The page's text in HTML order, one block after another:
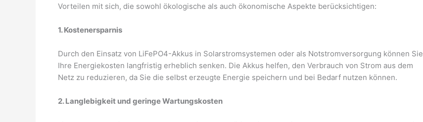
Vorteilen mit sich, die sowohl ökologische als auch ökonomische Aspekte berücksichtigen:
1. Kostenersparnis
Durch den Einsatz von LiFePO4-Akkus in Solarstromsystemen oder als Notstromversorgung können Sie
Ihre Energiekosten langfristig erheblich senken. Die Akkus helfen, den Verbrauch von Strom aus dem
Netz zu reduzieren, da Sie die selbst erzeugte Energie speichern und bei Bedarf nutzen können.
2. Langlebigkeit und geringe Wartungskosten